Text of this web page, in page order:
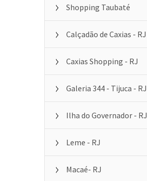
Shopping Taubaté
Calçadão de Caxias - RJ
Caxias Shopping - RJ
Galeria 344 - Tijuca - RJ
Ilha do Governador - RJ
Leme - RJ
Macaé- RJ